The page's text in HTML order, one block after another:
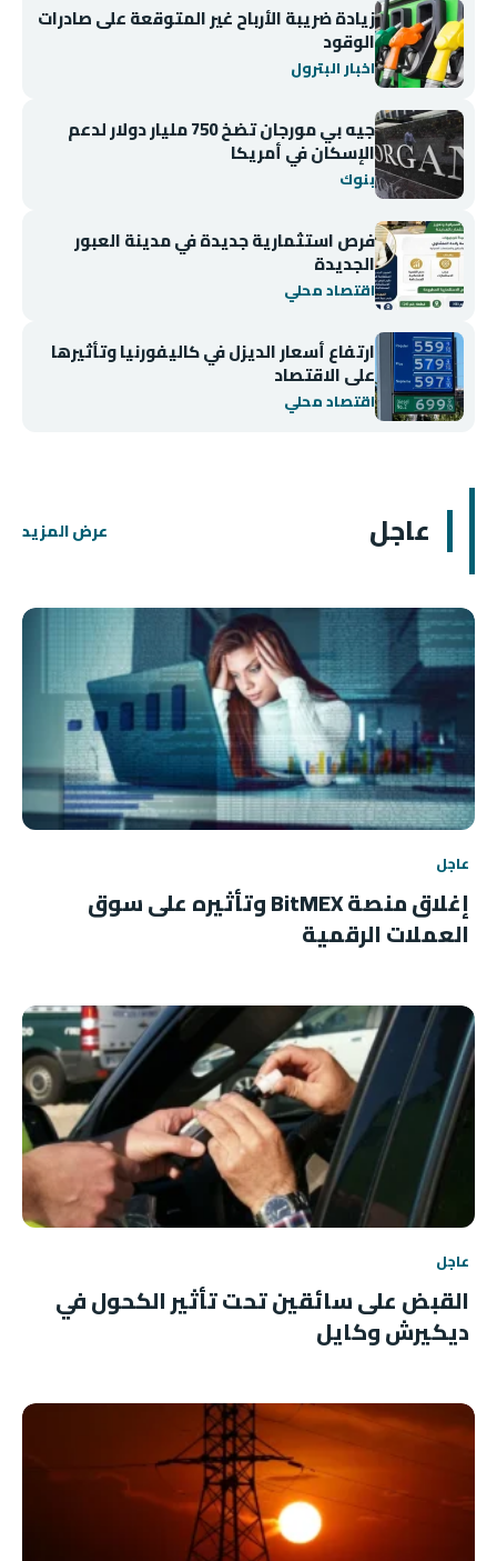
زيادة ضريبة الأرباح غير المتوقعة على صادرات
الوقود
اخبار البترول
جيه بي مورجان تضخ 750 مليار دولار لدعم
الإسكان في أمريكا
بنوك
فرص استثمارية جديدة في مدينة العبور
الجديدة
اقتصاد محلي
ارتفاع أسعار الديزل في كاليفورنيا وتأثيرها
على الاقتصاد
اقتصاد محلي
عاجل عرض المزيد
عاجل
إغلاق منصة BitMEX وتأثيره على سوق
العملات الرقمية
عاجل
القبض على سائقين تحت تأثير الكحول في
ديكيرش وكايل